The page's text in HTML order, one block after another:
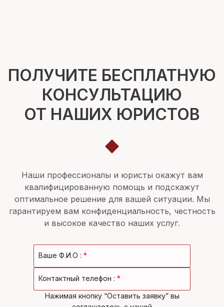
ПОЛУЧИТЕ БЕСПЛАТНУЮ
КОНСУЛЬТАЦИЮ
ОТ НАШИХ ЮРИСТОВ
Наши профессионалы и юристы окажут вам
квалифицированную помощь и подскажут
оптимальное решение для вашей ситуации. Мы
гарантируем вам конфиденциальность, честность
и высокое качество наших услуг.
Ваше Ф.И.О :*
Контактный телефон :*
Нажимая кнопку “Оставить заявку” вы